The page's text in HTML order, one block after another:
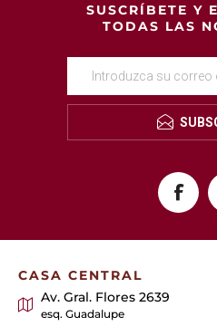
SUSCRÍBETE Y
TODAS LAS
CASA CENTRAL
Av. Gral. Flores 2639
esq. Guadalupe